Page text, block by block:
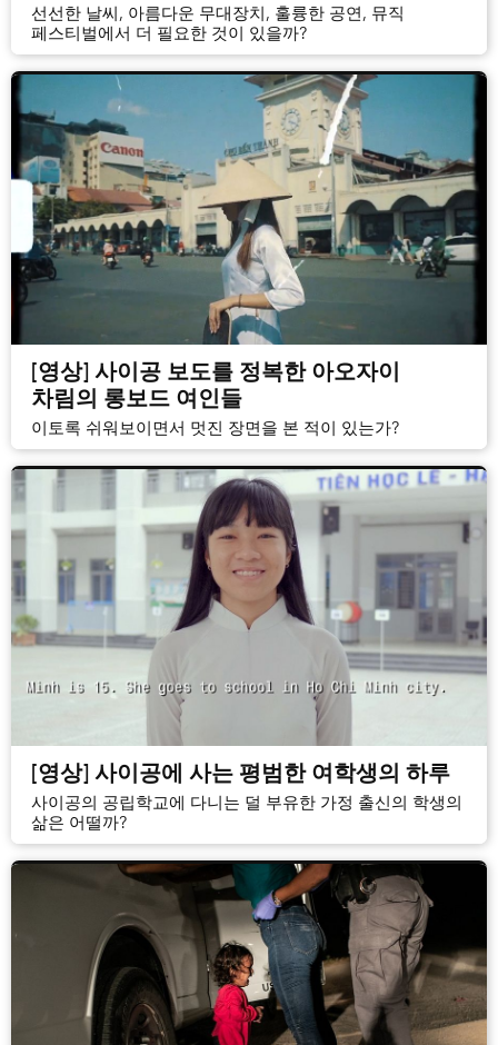
선선한 날씨, 아름다운 무대장치, 훌륭한 공연, 뮤직
페스티벌에서 더 필요한 것이 있을까?
[영상] 사이공 보도를 정복한 아오자이
차림의 롱보드 여인들
이토록 쉬워보이면서 멋진 장면을 본 적이 있는가?
[영상] 사이공에 사는 평범한 여학생의 하루
사이공의 공립학교에 다니는 덜 부유한 가정 출신의 학생의
삶은 어떨까?